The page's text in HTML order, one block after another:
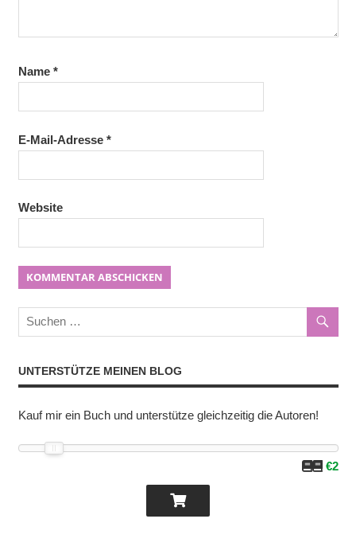
Name *
E-Mail-Adresse *
Website
UNTERSTÜTZE MEINEN BLOG
Kauf mir ein Buch und unterstütze gleichzeitig die Autoren!
€2